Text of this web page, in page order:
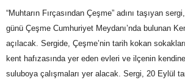
“Muhtarın Fırçasından Çeşme” adını taşıyan
günü Çeşme Cumhuriyet Meydanı’nda bulunan
açılacak. Sergide, Çeşme’nin tarih kokan
kent hafızasında yer eden evleri ve ilçenin
suluboya çalışmaları yer alacak. Sergi, 20 Eylül